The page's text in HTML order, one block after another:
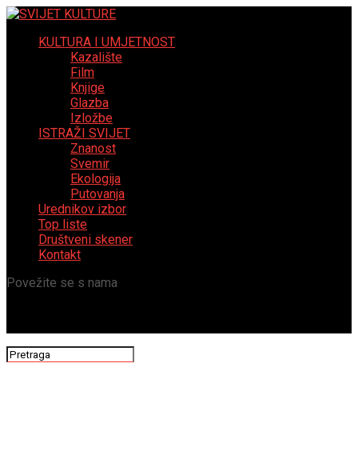
KULTURA I UMJETNOST
Kazalište
Film
Knjige
Glazba
Izložbe
ISTRAŽI SVIJET
Znanost
Svemir
Ekologija
Putovanja
Urednikov izbor
Top liste
Društveni skener
Kontakt
Povežite se s nama